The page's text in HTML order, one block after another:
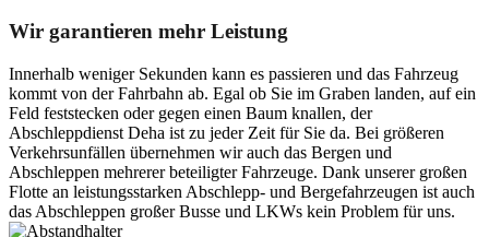
Wir garantieren mehr Leistung
Innerhalb weniger Sekunden kann es passieren und das Fahrzeug
kommt von der Fahrbahn ab. Egal ob Sie im Graben landen, auf ein
Feld feststecken oder gegen einen Baum knallen, der
Abschleppdienst Deha ist zu jeder Zeit für Sie da. Bei größeren
Verkehrsunfällen übernehmen wir auch das Bergen und
Abschleppen mehrerer beteiligter Fahrzeuge. Dank unserer großen
Flotte an leistungsstarken Abschlepp- und Bergefahrzeugen ist auch
das Abschleppen großer Busse und LKWs kein Problem für uns.